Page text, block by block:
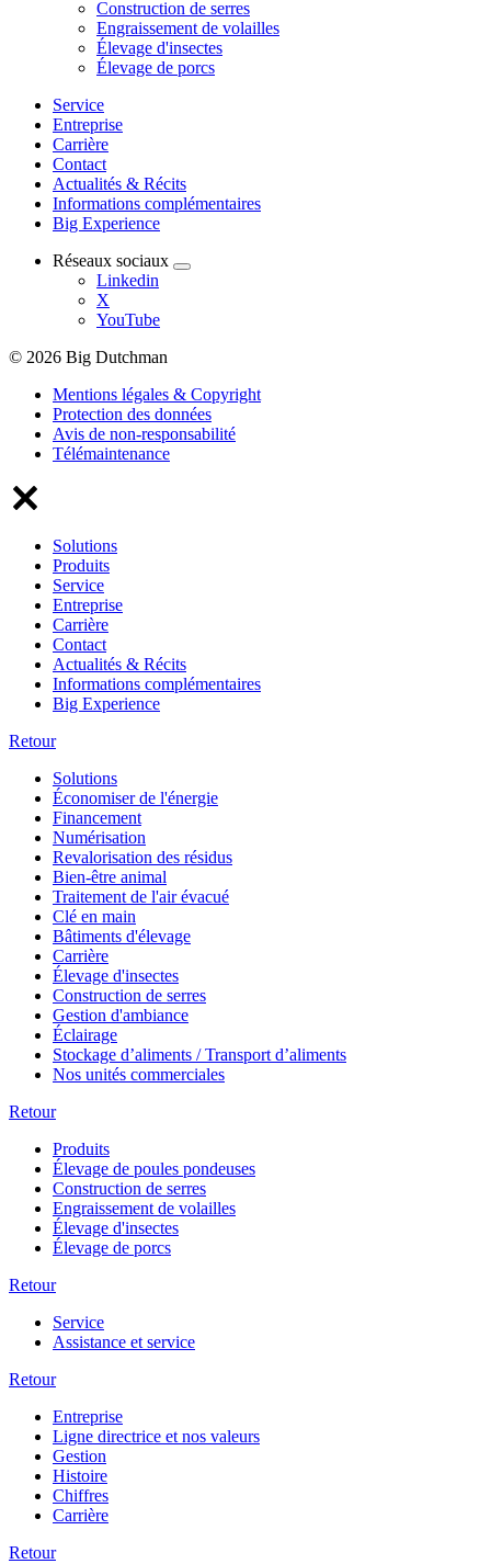
Construction de serres
Engraissement de volailles
Élevage d'insectes
Élevage de porcs
Service
Entreprise
Carrière
Contact
Actualités & Récits
Informations complémentaires
Big Experience
Réseaux sociaux
Linkedin
X
YouTube
© 2026 Big Dutchman
Mentions légales & Copyright
Protection des données
Avis de non-responsabilité
Télémaintenance
Solutions
Produits
Service
Entreprise
Carrière
Contact
Actualités & Récits
Informations complémentaires
Big Experience
Retour
Solutions
Économiser de l'énergie
Financement
Numérisation
Revalorisation des résidus
Bien-être animal
Traitement de l'air évacué
Clé en main
Bâtiments d'élevage
Carrière
Élevage d'insectes
Construction de serres
Gestion d'ambiance
Éclairage
Stockage d’aliments / Transport d’aliments
Nos unités commerciales
Retour
Produits
Élevage de poules pondeuses
Construction de serres
Engraissement de volailles
Élevage d'insectes
Élevage de porcs
Retour
Service
Assistance et service
Retour
Entreprise
Ligne directrice et nos valeurs
Gestion
Histoire
Chiffres
Carrière
Retour